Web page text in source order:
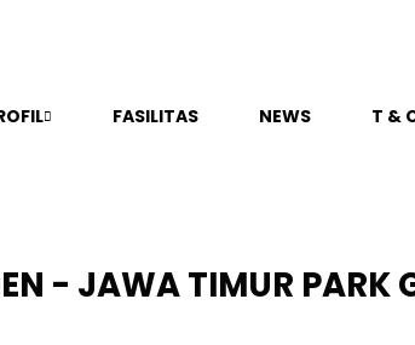
FASILITAS NEWS T &
- JAWA TIMUR PARK